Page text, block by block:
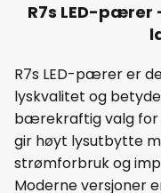
R7s LED-
R7s LED-pærer er
lyskvalitet og
bærekraftig valg for
gir høyt lysutbytte
strømforbruk og
Moderne versjoner